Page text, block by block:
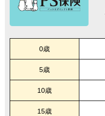
0歳
5歳
10歳
15歳